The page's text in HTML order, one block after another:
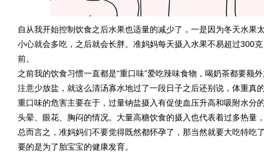
自从我开始控制饮食之后水果也适量的减少了，一是因为冬天水果
小心就会多吃，之后就会长胖。准妈妈每天摄入水果不易超过300
前。
之前我的饮食习惯一直都是“重口味”爱吃辣味食物，喝奶茶都要额
注意少放盐，就这么清汤寡水地过了一段日子之后还别说，体重真
重口味的危害主要在于，过量钠盐摄入有促使血压升高和吸附水分
头晕、眼花、胸闷的情况。大量高糖饮食的摄入也代表着过多热量
总而言之，准妈妈们不要觉得既然都怀孕了，那当然就要大吃特吃
要的是为了胎宝宝的健康发育。